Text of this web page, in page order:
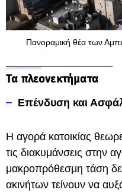
Πανοραμική θέα των
Τα πλεονεκτήματα
Επένδυση και
Η αγορά κατοικίας
τις διακυμάνσεις στην
μακροπρόθεσμη τάση
ακινήτων τείνουν να